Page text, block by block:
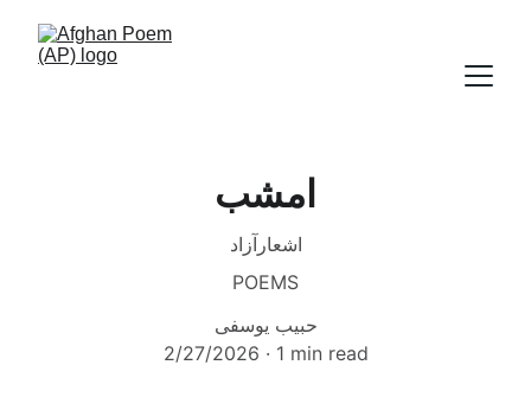
امشب
اشعارآزاد
POEMS
حبیب یوسفی
2/27/2026
1 min read